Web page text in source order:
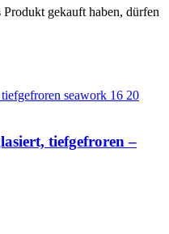
gekauft haben, dürfen
tiefgefroren –